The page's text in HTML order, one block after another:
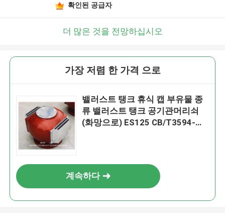
확인된 공급자
더 많은 것을 전망하십시오
가장 저렴 한 가격 으로
밸러스트 탱크 휴식 캡 부유물 종
류 밸러스트 탱크 공기관머리쇠
(화망으로) ES125 CB/T3594-
계속하다